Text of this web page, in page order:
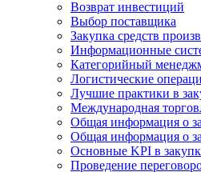
Возврат инвестиций
Выбор поставщика
Закупка средств
Информационные
Категорийный
Логистические
Лучшие практики в
Международная
Общая информация о
Общая информация о
Основные KPI в
Проведение